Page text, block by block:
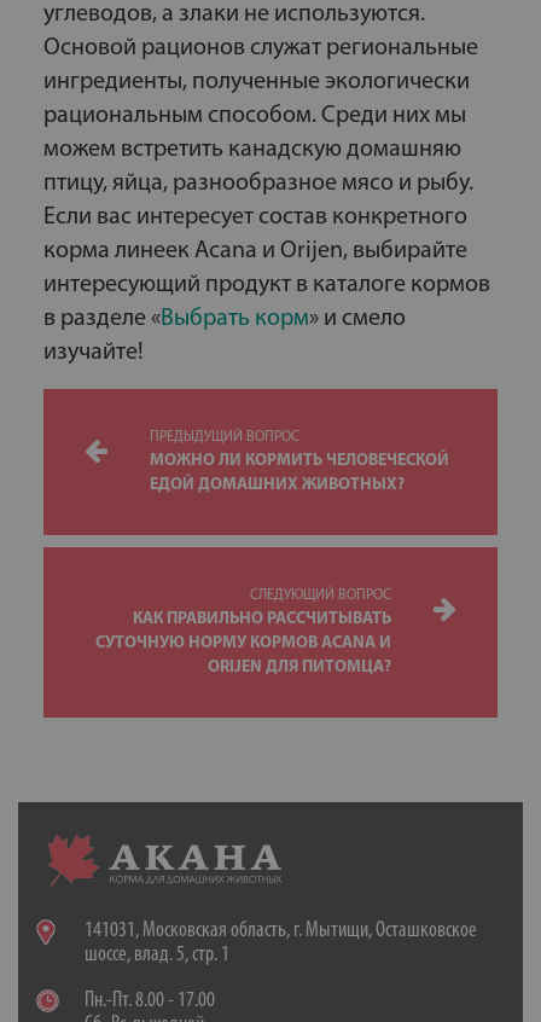
углеводов, а злаки не используются.
Основой рационов служат региональные
ингредиенты, полученные экологически
рациональным способом. Среди них мы
можем встретить канадскую домашняю
птицу, яйца, разнообразное мясо и рыбу.
Если вас интересует состав конкретного
корма линеек Acana и Orijen, выбирайте
интересующий продукт в каталоге кормов
в разделе «Выбрать корм» и смело
изучайте!
ПРЕДЫДУЩИЙ ВОПРОС
МОЖНО ЛИ КОРМИТЬ ЧЕЛОВЕЧЕСКОЙ
ЕДОЙ ДОМАШНИХ ЖИВОТНЫХ?
СЛЕДУЮЩИЙ ВОПРОС
КАК ПРАВИЛЬНО РАССЧИТЫВАТЬ
СУТОЧНУЮ НОРМУ КОРМОВ ACANA И
ORIJEN ДЛЯ ПИТОМЦА?
141031, Московская область, г. Мытищи, Осташковское
шоссе, влад. 5, стр. 1
Пн.-Пт. 8.00 - 17.00